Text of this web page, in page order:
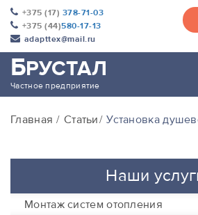
+375 (17) 378-71-03
+375 (44)580-17-13
adapttex@mail.ru
БРУСТАЛ
Частное предприятие
Главная Статьи Установка
Наши
Монтаж систем отопления